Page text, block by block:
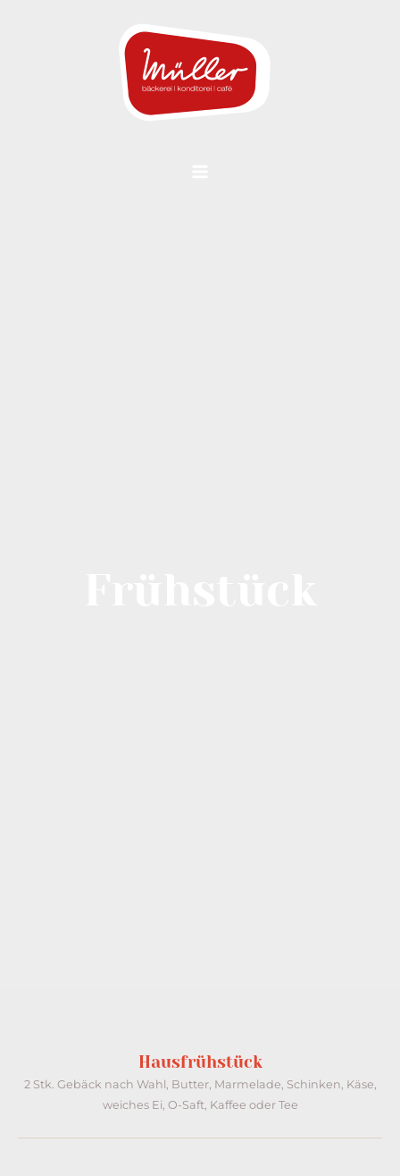
Hausfrühstück​
2 Stk. Gebäck nach Wahl, Butter, Marmelade, Schinken, Käse,
weiches Ei, O-Saft, Kaffee oder Tee​